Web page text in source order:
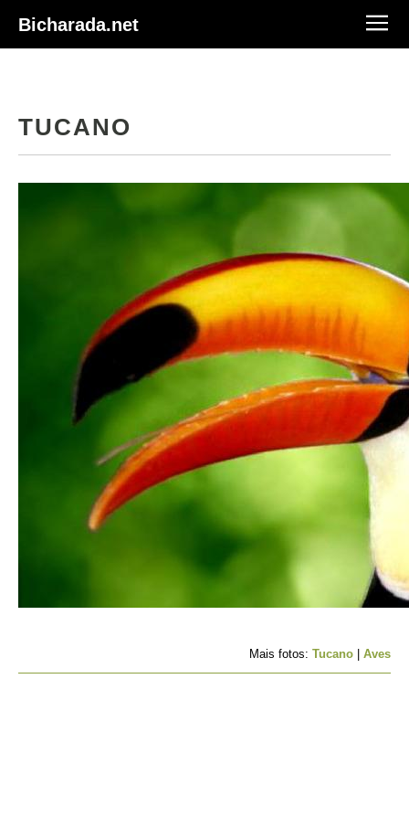
Bicharada.net
TUCANO
Mais fotos: Tucano Aves